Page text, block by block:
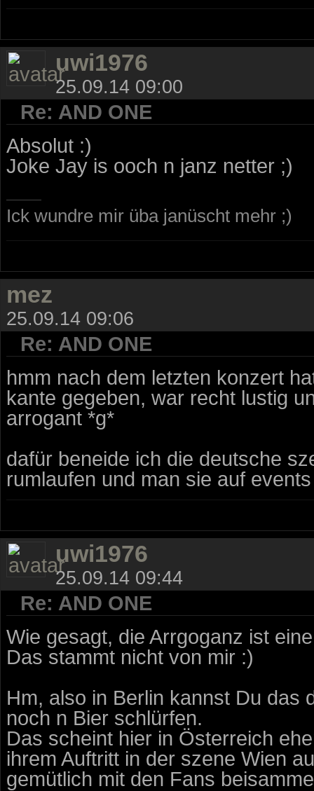
uwi1976
25.09.14 09:00
Re: AND ONE
Absolut :)
Joke Jay is ooch n janz netter ;)
Ick wundre mir üba janüscht mehr ;)
mez
25.09.14 09:06
Re: AND ONE
hmm nach dem letzten konzert
kante gegeben, war recht lustig
arrogant *g*
dafür beneide ich die deutsche
rumlaufen und man sie auf
uwi1976
25.09.14 09:44
Re: AND ONE
Wie gesagt, die Arrgoganz ist
Das stammt nicht von mir :)
Hm, also in Berlin kannst Du das
noch n Bier schlürfen.
Das scheint hier in Österreich
ihrem Auftritt in der szene Wien
gemütlich mit den Fans